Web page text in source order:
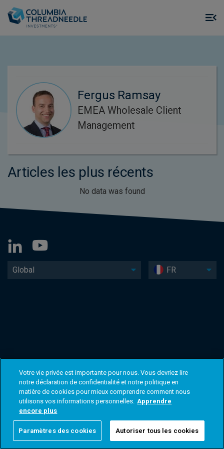
Fergus Ramsay
EMEA Wholesale Client
Management
Articles les plus récents
No data was found
Global FR
Votre vie privée est importante pour nous. Vous devriez lire
notre déclaration de confidentialité et notre politique en
matière de cookies pour mieux comprendre comment nous
utilisons vos informations personnelles. Apprendre
encore plus
Paramètres des cookies Autoriser tous les cookies